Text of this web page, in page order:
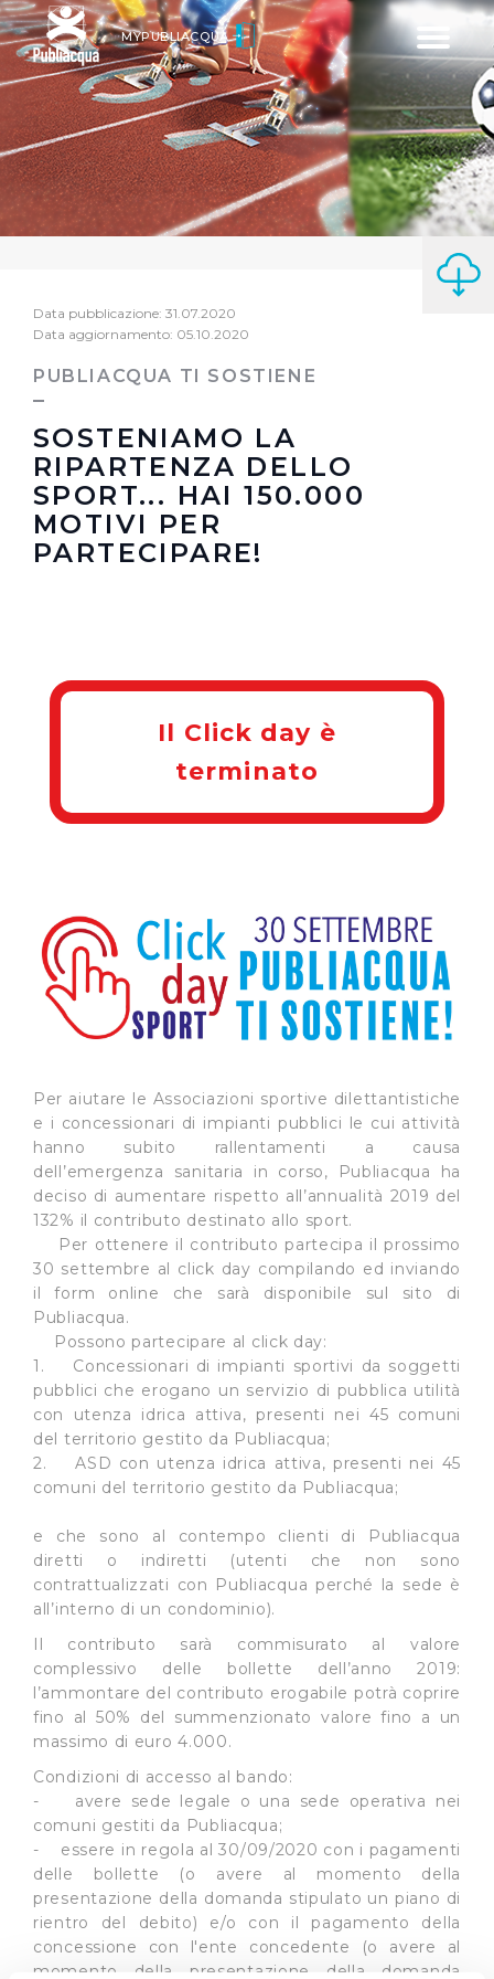
Toggle
MYPUBLIACQUA
Data pubblicazione: 31.07.2020
Data aggiornamento: 05.10.2020
PUBLIACQUA TI SOSTIENE
SOSTENIAMO LA
RIPARTENZA DELLO
SPORT... HAI 150.000
MOTIVI PER
PARTECIPARE!
Il Click day è
terminato
Per aiutare le Associazioni sportive dilettantistiche
e i concessionari di impianti pubblici le cui attività
hanno subito rallentamenti a causa
dell’emergenza sanitaria in corso, Publiacqua ha
deciso di aumentare rispetto all’annualità 2019 del
132% il contributo destinato allo sport.
Per ottenere il contributo partecipa il prossimo
30 settembre al click day compilando ed inviando
il form online che sarà disponibile sul sito di
Publiacqua.
Possono partecipare al click day:
1. Concessionari di impianti sportivi da soggetti
pubblici che erogano un servizio di pubblica utilità
con utenza idrica attiva, presenti nei 45 comuni
del territorio gestito da Publiacqua;
2. ASD con utenza idrica attiva, presenti nei 45
comuni del territorio gestito da Publiacqua;
e che sono al contempo clienti di Publiacqua
diretti o indiretti (utenti che non sono
contrattualizzati con Publiacqua perché la sede è
all’interno di un condominio).
Il contributo sarà commisurato al valore
complessivo delle bollette dell’anno 2019:
l’ammontare del contributo erogabile potrà coprire
fino al 50% del summenzionato valore fino a un
massimo di euro 4.000.
Condizioni di accesso al bando:
- avere sede legale o una sede operativa nei
comuni gestiti da Publiacqua;
- essere in regola al 30/09/2020 con i pagamenti
delle bollette (o avere al momento della
presentazione della domanda stipulato un piano di
rientro del debito) e/o con il pagamento della
concessione con l'ente concedente (o avere al
momento della presentazione della domanda